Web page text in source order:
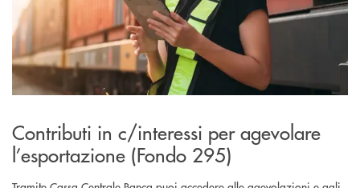
Contributi in c/interessi per agevolare
l’esportazione (Fondo 295)